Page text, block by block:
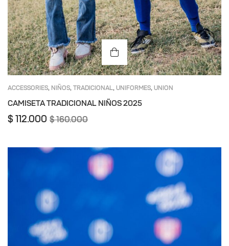
ACCESSORIES, NIÑOS, TRADICIONAL, UNIFORMES, UNION
CAMISETA TRADICIONAL NIÑOS 2025
$160.000
$ 112.000